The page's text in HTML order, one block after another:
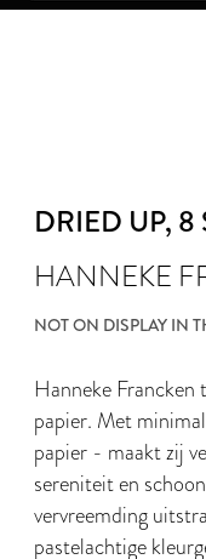
DRIED UP, 8
HANNEKE
NOT ON DISPLAY IN
Hanneke
papier. Met
papier - maakt zij
sereniteit en
vervreemding
pastelachtige